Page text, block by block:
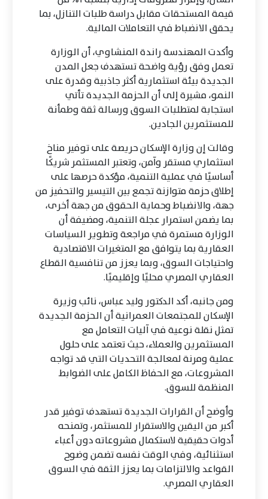
قيمة المستحقات مقابل دراسة طلبات التنازل، بما
يحقق الانضباط في التعاملات المالية.
وأكدت المهندسة راندة المنشاوي، أن الوزارة
تعمل وفق رؤية واضحة تستهدف جعل المدن
الجديدة بيئة استثمارية أكثر جاذبية وقدرة على
النمو، مشيرة إلى أن الحزمة الجديدة تأتي
استجابة لمتطلبات السوق ورسالة ثقة وطمأنة
للمستثمرين الجادين.
وقالت إن وزارة الإسكان حريصة على توفير مناخ
استثماري مستقر وآمن، وتعتبر المستثمر شريكًا
أساسيًا في عملية التنمية، مؤكدة حرصها على
إطلاق حزمة متوازنة تجمع بين التيسير والتحفيز من
جهة، والانضباط وحماية الحقوق من جهة أخرى،
بما يضمن استمرار عجلة التنمية، ومضيفة أن
الوزارة مستمرة في مراجعة وتطوير السياسات
العقارية بما يتوافق مع المتغيرات الاقتصادية
واحتياجات السوق، وبما يعزز من تنافسية القطاع
العقاري المصري محليًا وإقليميًا.
ومن جانبه، أكد الدكتور وليد عباس، نائب وزيرة
الإسكان للمجتمعات العمرانية أن الحزمة الجديدة
تمثل نقلة نوعية في آليات التعامل مع
المستثمرين والعملاء، حيث تعتمد على حلول
عملية ومرنة لمعالجة التحديات التي قد تواجه
المشروعات، مع الحفاظ الكامل على الضوابط
المنظمة للسوق.
وأوضح أن القرارات الجديدة تستهدف توفير قدر
أكبر من اليقين والاستقرار للمستثمر، وتمنحه
أدوات حقيقية لاستكمال مشروعاته دون أعباء
استثنائية، وفي الوقت نفسه تضمن وضوح
القواعد والالتزامات بما يعزز الثقة في السوق
العقاري المصري.